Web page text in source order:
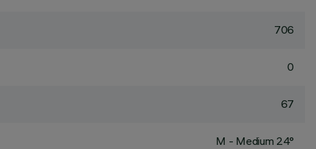
706
0
67
M - Medium 24°